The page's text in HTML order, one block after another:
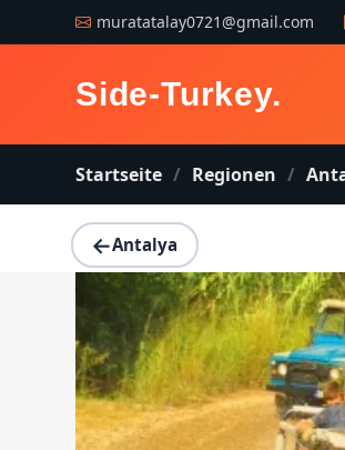
muratatalay0721@gmail.com
Side-Turkey.
Startseite Regionen
←Antalya